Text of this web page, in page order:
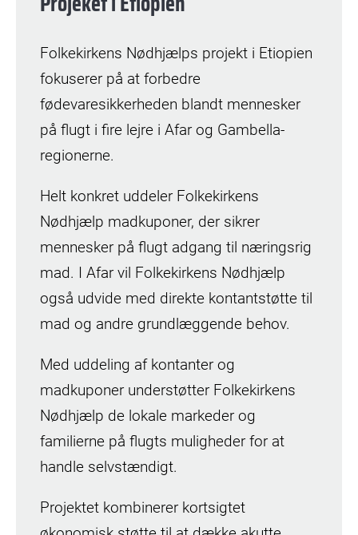
Folkekirkens Nødhjælps projekt i Etiopien
fokuserer på at forbedre
fødevaresikkerheden blandt mennesker
på flugt i fire lejre i Afar og Gambella-
regionerne.
Helt konkret uddeler Folkekirkens
Nødhjælp madkuponer, der sikrer
mennesker på flugt adgang til næringsrig
mad. I Afar vil Folkekirkens Nødhjælp
også udvide med direkte kontantstøtte til
mad og andre grundlæggende behov.
Med uddeling af kontanter og
madkuponer understøtter Folkekirkens
Nødhjælp de lokale markeder og
familierne på flugts muligheder for at
handle selvstændigt.
Projektet kombinerer kortsigtet